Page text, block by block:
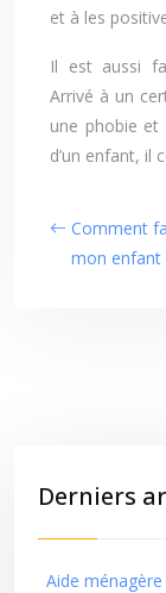
et à les
Il est aussi
Arrivé à un
une phobie
d’un enfant, il
Comment
mon enfant
Derniers
Aide